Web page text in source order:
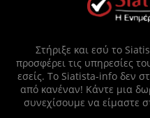
Στήριξε και εσύ το
προσφέρει τις υπηρεσίες
εσείς. Το Siatista-info δεν
από κανέναν! Κάντε μια
συνεχίσουμε να είμαστε